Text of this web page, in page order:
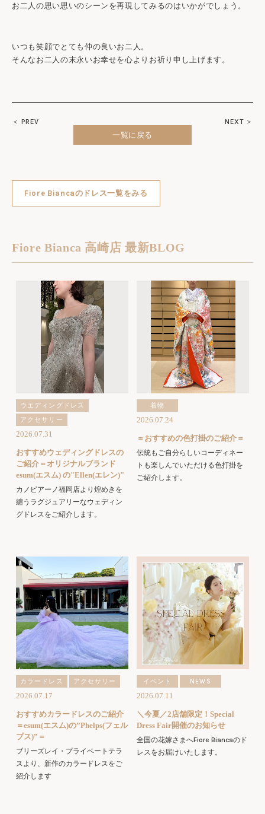
お二人の思い思いのシーンを再現してみるのはいかがでしょう。
いつも笑顔でとても仲の良いお二人。
そんなお二人の末永いお幸せを心よりお祈り申し上げます。
＜ PREV NEXT ＞
一覧に戻る
Fiore Biancaのドレス一覧をみる
Fiore Bianca 高崎店 最新BLOG
ウエディングドレス
アクセサリー
2026.07.31
おすすめウェディングドレスの
ご紹介＝オリジナルブランド
esum(エスム) の"Ellen(エレン)"
カノビアーノ福岡店より煌めきを
纏うラグジュアリーなウェディン
グドレスをご紹介します。
着物
2026.07.24
＝おすすめの色打掛のご紹介＝
伝統もご自分らしいコーディネー
トも楽しんでいただける色打掛を
ご紹介します。
カラードレス アクセサリー
2026.07.17
おすすめカラードレスのご紹介
＝esum(エスム)の”Phelps(フェル
プス)”＝
ブリーズレイ・プライベートテラ
スより、新作のカラードレスをご
紹介します
イベント NEWS
2026.07.11
＼今夏／2店舗限定！Special
Dress Fair開催のお知らせ
全国の花嫁さまへFiore Biancaのド
レスをお届けいたします。